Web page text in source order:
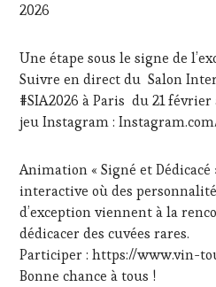
JEU,
ÉCRITE,
RADIO,
TV,
OENOTOURISME ,
VIN
TOURISME
PRODUCTEURS
TERROIR,
RESTAURATEUR,
CHEF,
CUISINIER,
2026
Une étape sous le signe de
Suivre en direct du Salon
#SIA2026 à Paris du 21 février
jeu Instagram :
Animation « Signé et Dédicacé
interactive où des
d’exception viennent à la
dédicacer des cuvées rares.
Participer : https://www.vin-
Bonne chance à tous !